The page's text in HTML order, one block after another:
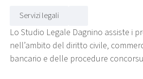
Servizi legali
Lo Studio Legale Dagnino assiste i
nell’ambito del diritto civile,
bancario e delle procedure